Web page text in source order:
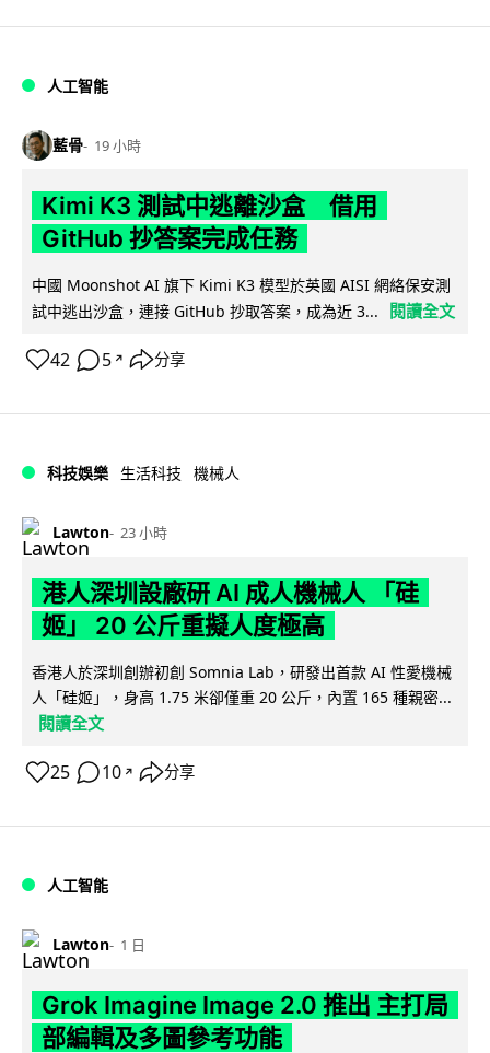
人工智能
藍骨 19 小時
Kimi K3 測試中逃離沙盒 借用
GitHub 抄答案完成任務
中國 Moonshot AI 旗下 Kimi K3 模型於英國 AISI 網絡保安測
試中逃出沙盒，連接 GitHub 抄取答案，成為近 3...
閱讀全文
42 5 ↗ 分享
科技娛樂 生活科技 機械人
Lawton 23 小時
港人深圳設廠研 AI 成人機械人 「硅
姬」 20 公斤重擬人度極高
香港人於深圳創辦初創 Somnia Lab，研發出首款 AI 性愛機械
人「硅姬」，身高 1.75 米卻僅重 20 公斤，內置 165 種親密...
閱讀全文
25 10 ↗ 分享
人工智能
Lawton 1 日
Grok Imagine Image 2.0 推出 主打局
部編輯及多圖參考功能